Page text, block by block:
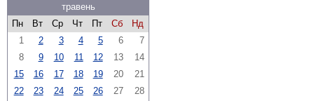
травень
Пн
Вт Ср Чт Пт Сб
Нд
1
2 3 4 5 6
7
8
9 10 11 12 13
14
15
16 17 18 19 20
21
22
23 24 25 26 27
28